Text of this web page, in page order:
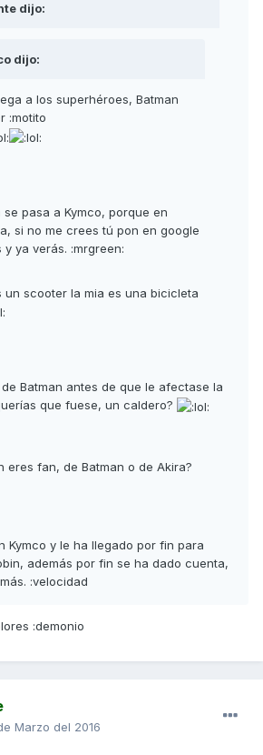
dijo:
dijo:
a los superhéroes, Batman
:motito
se pasa a Kymco, porque en
si no me crees tú pon en google
y ya verás. :mrgreen:
un scooter la mia es una bicicleta
Batman antes de que le afectase la
que fuese, un caldero?
eres fan, de Batman o de Akira?
Kymco y le ha llegado por fin para
además por fin se ha dado cuenta,
:velocidad
:demonio
Marzo del 2016